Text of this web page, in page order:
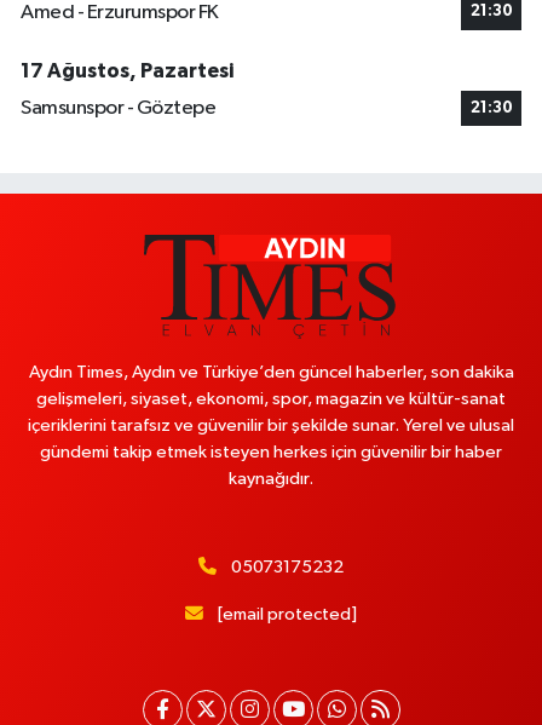
Amed - Erzurumspor FK 21:30
17 Ağustos, Pazartesi
Samsunspor - Göztepe
21:30
Aydın Times, Aydın ve Türkiye’den güncel haberler, son dakika
gelişmeleri, siyaset, ekonomi, spor, magazin ve kültür-sanat
içeriklerini tarafsız ve güvenilir bir şekilde sunar. Yerel ve ulusal
gündemi takip etmek isteyen herkes için güvenilir bir haber
kaynağıdır.
05073175232
[email protected]